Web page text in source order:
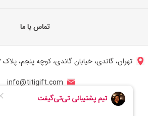
تماس با ما
تهران، گاندی، خیابان گاندی، کوچه پنجم، پلاک 22، طبقه: 7، واحد 702
info@titigift.com
شماره تماس ایران: 02166066403